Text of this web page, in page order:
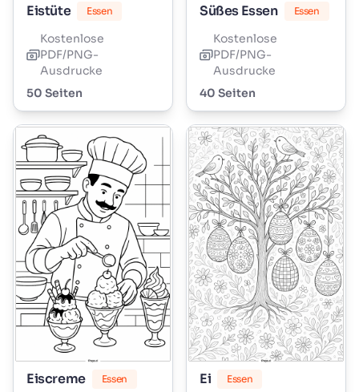
Eistüte Essen
Kostenlose
PDF/PNG-
Ausdrucke
50 Seiten
Süßes Essen Essen
Kostenlose
PDF/PNG-
Ausdrucke
40 Seiten
Eiscreme Essen Ei Essen